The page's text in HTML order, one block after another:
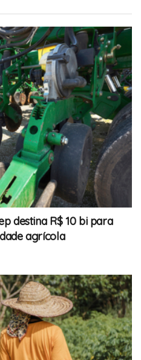
destina R$ 10 bi para
agrícola